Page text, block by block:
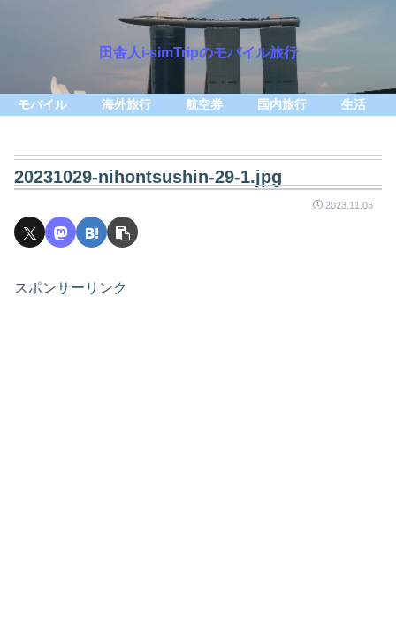
田舎人i-simTripのモバイル旅行
モバイル 海外旅行 航空券 国内旅行 生活
20231029-nihontsushin-29-1.jpg
2023.11.05
スポンサーリンク